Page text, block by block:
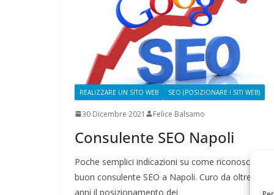
REALIZZARE UN SITO WEB SEO (POSIZIONARE I SITI WEB)
30 Dicembre 2021 Felice Balsamo
Consulente SEO Napoli
Poche semplici indicazioni su come riconoscere un
buon consulente SEO a Napoli. Curo da oltre 20
anni il posizionamento dei